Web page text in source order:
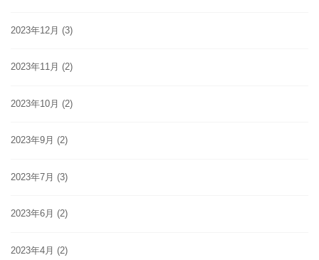
2023年12月 (3)
2023年11月 (2)
2023年10月 (2)
2023年9月 (2)
2023年7月 (3)
2023年6月 (2)
2023年4月 (2)